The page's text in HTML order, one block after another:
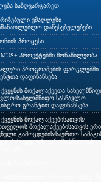
საზღვარგარეთ
უმაღლესი
დაწესებულებები
პროცესი
პროექტებში მონაწილეობა
პროგრამების ფარგლებში
დაფინანსება
მოქალაქეეთა
სახელმწიფო სასწავლო
გრანტით დაფინანსება
მოქალაქეებისათვის/
მოქალაქეებისათვის
გამოცდების/საერთო
გავლის გარეშე სწავლის